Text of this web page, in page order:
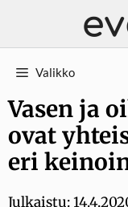
Valikko
Vasen ja
ovat
eri
Julkaistu: